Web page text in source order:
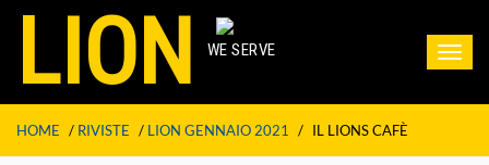
LION WE SERVE
HOME / RIVISTE / LION GENNAIO 2021 / IL LIONS CAFÈ